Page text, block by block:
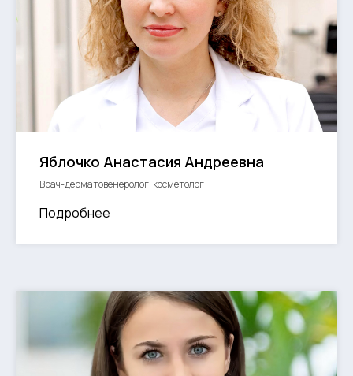
Яблочко Анастасия Андреевна
Врач-дерматовенеролог, косметолог
Подробнее